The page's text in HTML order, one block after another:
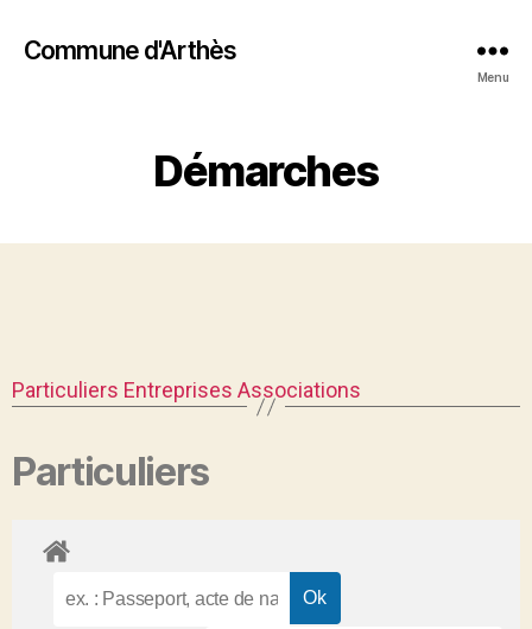
Commune d'Arthès
Menu
Démarches
Particuliers Entreprises Associations
Particuliers